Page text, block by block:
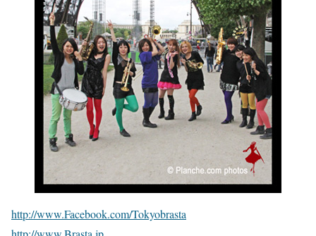
http://www.Facebook.com/Tokyobrasta